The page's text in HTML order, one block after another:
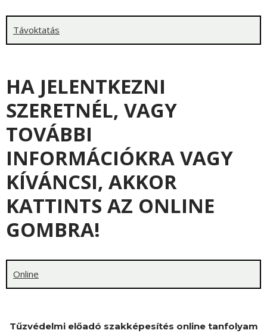
Távoktatás
HA JELENTKEZNI
SZERETNÉL, VAGY
TOVÁBBI
INFORMÁCIÓKRA VAGY
KÍVÁNCSI, AKKOR
KATTINTS AZ ONLINE
GOMBRA!
Online
Tűzvédelmi előadó szakképesítés online tanfolyam